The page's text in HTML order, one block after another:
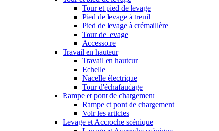
Tour et pied de levage
Pied de levage à treuil
Pied de levage à crémaillère
Tour de levage
Accessoire
Travail en hauteur
Travail en hauteur
Echelle
Nacelle électrique
Tour d'échafaudage
Rampe et pont de chargement
Rampe et pont de chargement
Voir les articles
Levage et Accroche scénique